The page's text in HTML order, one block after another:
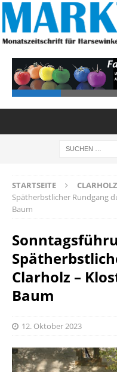
STARTSEITE CLARHOLZ
Spätherbstlicher Rundgang
Baum
Clarholz –
Baum
12. Oktober 2023